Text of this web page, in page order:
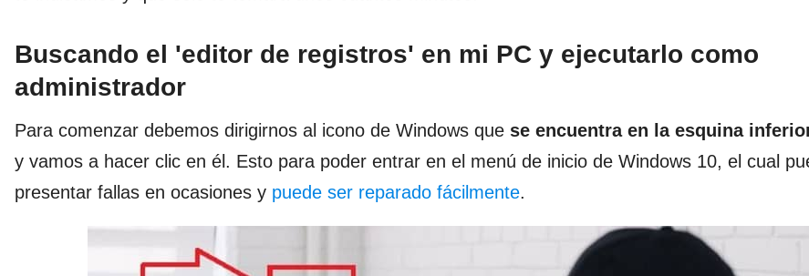
Buscando el 'editor de registros' en mi PC y ejecutarlo como
administrador
Para comenzar debemos dirigirnos al icono de Windows que se encuentra en la esquina
y vamos a hacer clic en él. Esto para poder entrar en el menú de inicio de Windows 10, el cual
presentar fallas en ocasiones y puede ser reparado fácilmente.